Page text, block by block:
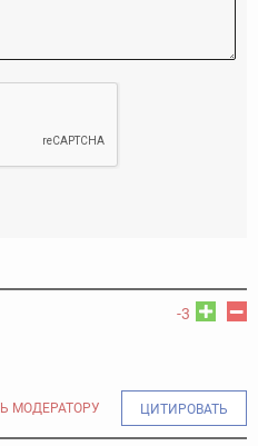
-3
МОДЕРАТОРУ ЦИТИРОВАТЬ